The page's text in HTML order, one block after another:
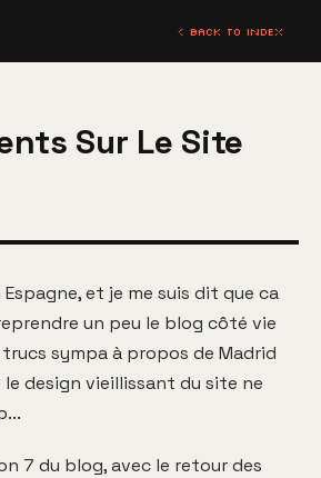
< BACK TO INDEX
Sur Le Site
et je me suis dit que ca
un peu le blog côté vie
sympa à propos de Madrid
le design vieillissant du site ne
7 du blog, avec le retour des